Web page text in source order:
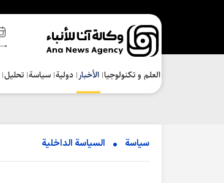
العلم و تکنولوجیا الأخبار دولية سياسة تحلیل
سياسة السیاسة الداخلیة